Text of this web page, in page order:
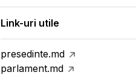
Link-uri utile
presedinte.md
parlament.md